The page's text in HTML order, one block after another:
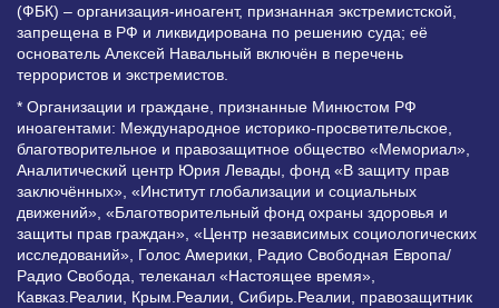
(ФБК) – организация-иноагент, признанная экстремистской,
запрещена в РФ и ликвидирована по решению суда; её
основатель Алексей Навальный включён в перечень
террористов и экстремистов.
* Организации и граждане, признанные Минюстом РФ
иноагентами: Международное историко-просветительское,
благотворительное и правозащитное общество «Мемориал»,
Аналитический центр Юрия Левады, фонд «В защиту прав
заключённых», «Институт глобализации и социальных
движений», «Благотворительный фонд охраны здоровья и
защиты прав граждан», «Центр независимых социологических
исследований», Голос Америки, Радио Свободная Европа/
Радио Свобода, телеканал «Настоящее время»,
Кавказ.Реалии, Крым.Реалии, Сибирь.Реалии, правозащитник